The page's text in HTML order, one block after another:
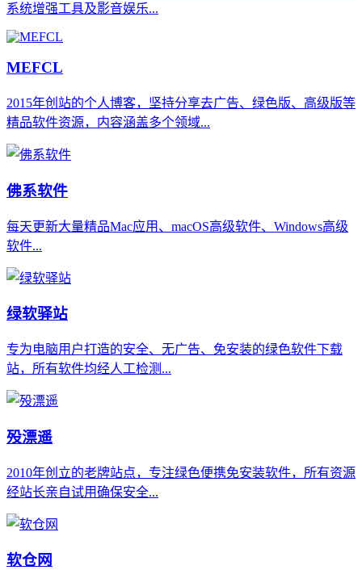
系统增强工具及影音娱乐...
MEFCL
2015年创站的个人博客，坚持分享去广告、绿色版、高级版等
精品软件资源，内容涵盖多个领域...
佛系软件
每天更新大量精品Mac应用、macOS高级软件、Windows高级
软件...
绿软驿站
专为电脑用户打造的安全、无广告、免安装的绿色软件下载
站，所有软件均经人工检测...
殁漂遥
2010年创立的老牌站点，专注绿色便携免安装软件，所有资源
经站长亲自试用确保安全...
软仓网